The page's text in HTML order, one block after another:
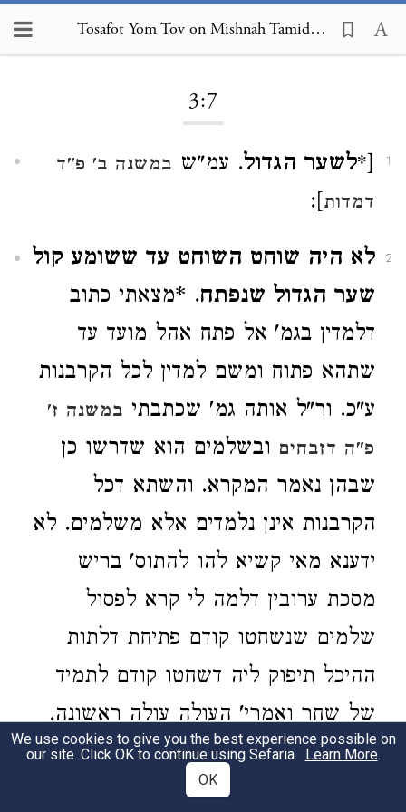
Tosafot Yom Tov on Mishnah Tamid 3:7
3:7
1 [*לשער הגדול. עמ"ש במשנה ב' פ"ד
דמדות]:
2
לא היה שוחט השוחט עד ששומע קול
שער הגדול שנפתח. *מצאתי כתוב
דלמדין בגמ' אל פתח אהל מועד עד
שתהא פתוח ומשם למדין לכל הקרבנות
ע"כ. ור"ל אותה גמ' שכתבתי במשנה ז'
פ"ה דזבחים ובשלמים הוא שדרשו כן
שבהן נאמר המקרא. והשתא דכל
הקרבנות אינן נלמדים אלא משלמים. לא
ידענא מאי קשיא להו להתוס' בריש
מסכת ערובין דלמה לי קרא לפסול
שלמים שנשחטו קודם פתיחת דלתות
ההיכל תיפוק ליה דשחטו קודם לתמיד
של שחר ואמרי' העולה עולה ראשונה.
ותמיד של שחר נמי בעי פתיחת דלתות
בתמידע"כ. ומאי קושיא
We use cookies to give you the best experience possible on
our site. Click OK to continue using Sefaria. Learn More.
OK